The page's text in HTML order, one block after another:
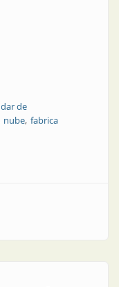
de
nube fabrica
en la nube